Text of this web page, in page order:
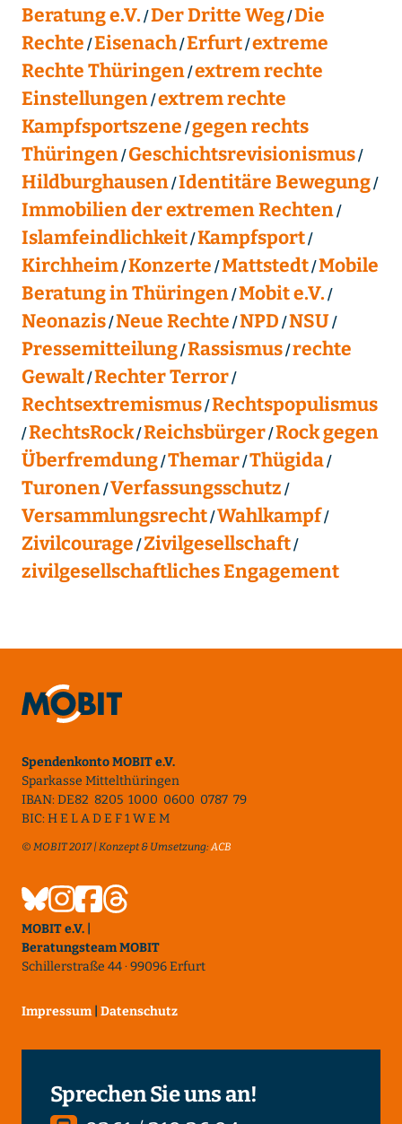
Beratung e.V. Der Dritte Weg Die
Rechte Eisenach Erfurt extreme
Rechte Thüringen extrem rechte
Einstellungen extrem rechte
Kampfsportszene gegen rechts
Thüringen Geschichtsrevisionismus
Hildburghausen Identitäre Bewegung
Immobilien der extremen Rechten
Islamfeindlichkeit Kampfsport
Kirchheim Konzerte Mattstedt Mobile
Beratung in Thüringen Mobit e.V.
Neonazis Neue Rechte NPD NSU
Pressemitteilung Rassismus rechte
Gewalt Rechter Terror
Rechtsextremismus Rechtspopulismus
RechtsRock Reichsbürger Rock gegen
Überfremdung Themar Thügida
Turonen Verfassungsschutz
Versammlungsrecht Wahlkampf
Zivilcourage Zivilgesellschaft
zivilgesellschaftliches Engagement
Spendenkonto MOBIT e.V.
Sparkasse Mittelthüringen
IBAN: DE82 8205 1000 0600 0787 79
BIC: H E L A D E F 1 W E M
© MOBIT 2017 | Konzept & Umsetzung:ACB
MOBIT e.V. |
Beratungsteam MOBIT
Schillerstraße 44 · 99096 Erfurt
Impressum Datenschutz
Sprechen Sie uns an!